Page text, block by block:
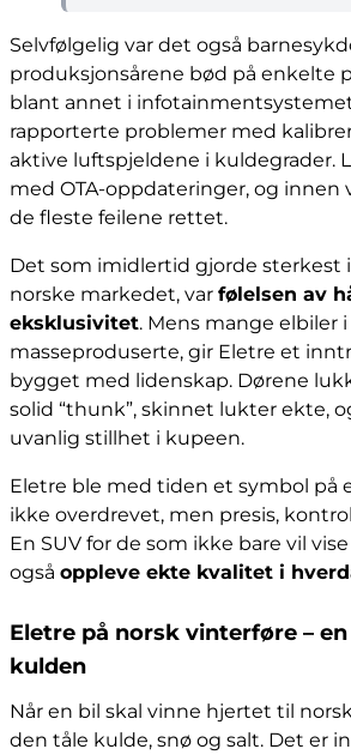
Selvfølgelig var det også
produksjonsårene bød på enkelte
blant annet i
rapporterte problemer med
aktive luftspjeldene i kuldegrader.
med OTA-oppdateringer, og innen
de fleste feilene rettet.
Det som imidlertid gjorde sterkest
norske markedet, var følelsen av
eksklusivitet. Mens mange elbiler
masseproduserte, gir Eletre et
bygget med lidenskap. Dørene
solid “thunk”, skinnet lukter ekte,
uvanlig stillhet i kupeen.
Eletre ble med tiden et symbol på
ikke overdrevet, men presis,
En SUV for de som ikke bare vil
også oppleve ekte kvalitet i
Eletre på norsk vinterføre –
kulden
Når en bil skal vinne hjertet til
den tåle kulde, snø og salt. Det er